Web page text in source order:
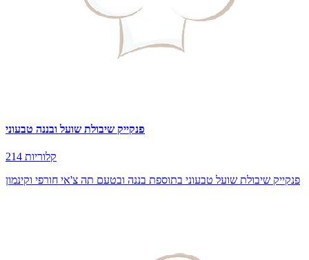
פנקייק שיבולת שועל ובננה טבעוני
214 קלוריות
פנקייק שיבולת שועל טבעוני בתוספת בננה ובטעם תה צ'אי חורפי וקינמון